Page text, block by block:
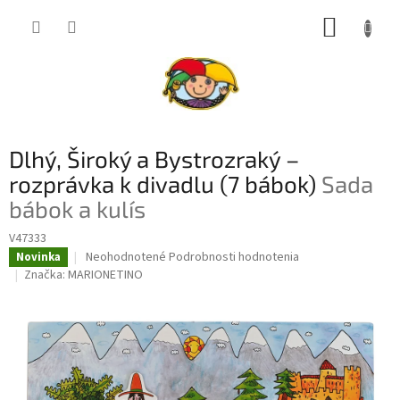
Dlhý, Široký a Bystrozraký –
rozprávka k divadlu (7 bábok) Sada
bábok a kulís
V47333
Novinka
Priemerné
hodnotenie
0,0
z
hviezdičiek.
Neohodnotené Podrobnosti hodnotenia
Značka: MARIONETINO